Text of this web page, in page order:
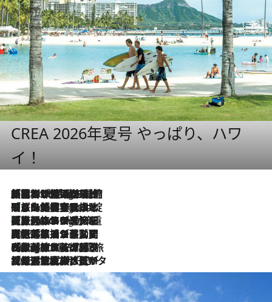
CREA 2026年夏号 やっぱり、ハワ
イ！
6 Hours Ago
「荷物が増えるほど旅ストレスは増す」美容ジャーナリストがたどり着いた最終結論。“化粧品を劇的に減らす”感動の凝縮美容とは
6 Hours Ago
「旅先には金髪ウィッグを持参」日本と同じメイクでは損してる!? 美容ジャーナリストが提案する“掟破りの旅美容”とは
6 Hours Ago
【厳選旅コスメ】「身軽さ＆UV対策重視！」ヘアアーティストshucoが選んだ夏旅ベストコスメを発表【Mサイズジップ】
2026.8.5
【厳選旅コスメ】国内をあちこち移動する河井菜摘が選んだ夏旅ベストコスメ発表！「リラックスアイテムはマスト」【Mサイズジップ】
2026.8.4
【厳選旅コスメ】「紫外線＆乾燥対策しながらメイク感も！」ヘア＆メイクGeorgeが選んだ夏旅ベストコスメを発表！【Mサイズジップ】
2026.8.3
【厳選旅コスメ】「保湿もタイパ重視！」“サウナ好き”タレント清水みさとが愛用する夏旅ベストコスメを発表！【Mサイズジップ】